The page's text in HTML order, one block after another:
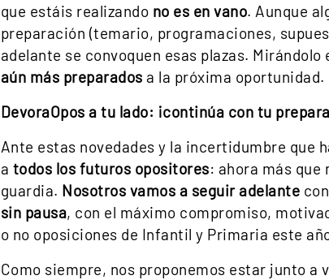
que estáis realizando no es en vano. Aunque
preparación (temario, programaciones,
adelante se convoquen esas plazas.
aún más preparados a la próxima
DevoraOpos a tu lado: ¡continúa con tu
Ante estas novedades y la incertidumbre que
a todos los futuros opositores: ahora más que
guardia. Nosotros vamos a seguir adelante
sin pausa, con el máximo compromiso,
o no oposiciones de Infantil y Primaria este
Como siempre, nos proponemos estar junto a